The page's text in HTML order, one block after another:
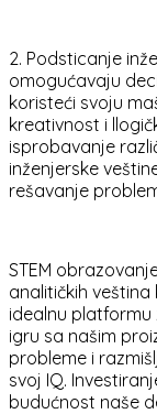
2. Podsticanje
omogućavaju
koristeći svoju
kreativnost i
isprobavanje
inženjerske
rešavanje
STEM
analitičkih
idealnu platformu
igru sa našim
probleme i
svoj IQ.
budućnost naše